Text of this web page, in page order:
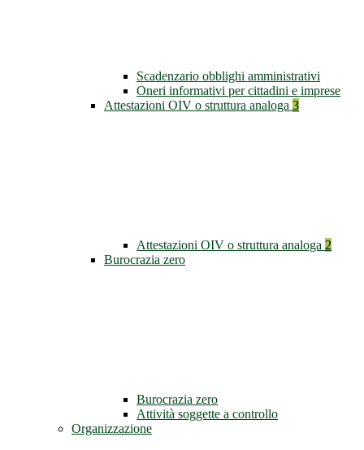
Scadenzario obblighi amministrativi
Oneri informativi per cittadini e imprese
Attestazioni OIV o struttura analoga 3
Attestazioni OIV o struttura analoga 2
Burocrazia zero
Burocrazia zero
Attività soggette a controllo
Organizzazione